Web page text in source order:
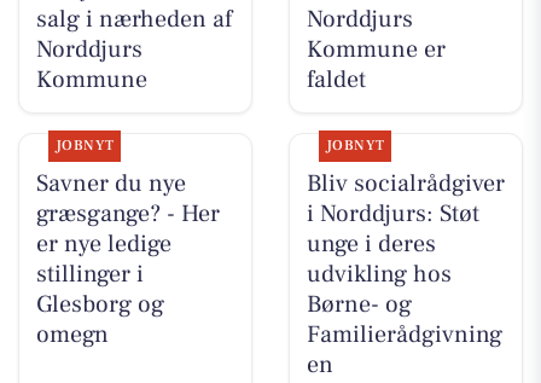
salg i nærheden af
Norddjurs
Kommune
Norddjurs
Kommune er
faldet
JOBNYT
Savner du nye
græsgange? - Her
er nye ledige
stillinger i
Glesborg og
omegn
JOBNYT
Bliv socialrådgiver
i Norddjurs: Støt
unge i deres
udvikling hos
Børne- og
Familierådgivning
en